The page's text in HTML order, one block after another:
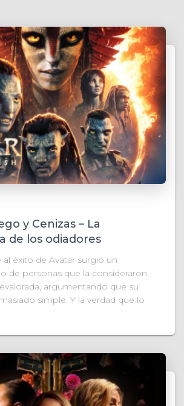
y Cenizas – La
de los odiadores
al éxito de Avatar surgió un
de personas que la consideraron
argumentando que su
simple. Y la verdad que lo